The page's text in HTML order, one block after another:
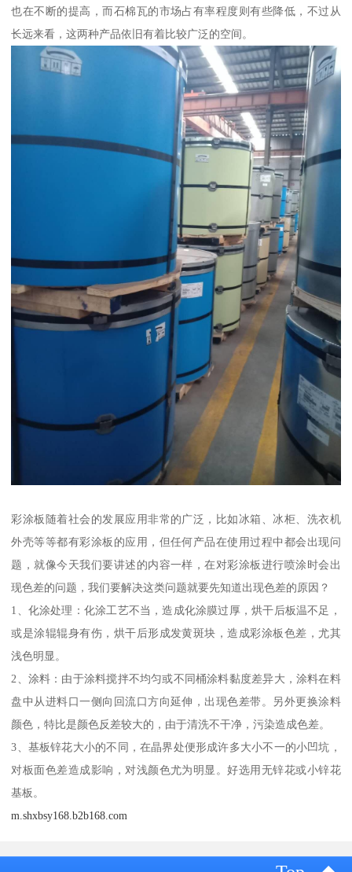
也在不断的提高，而石棉瓦的市场占有率程度则有些降低，不过从
长远来看，这两种产品依旧有着比较广泛的空间。
彩涂板随着社会的发展应用非常的广泛，比如冰箱、冰柜、洗衣机
外壳等等都有彩涂板的应用，但任何产品在使用过程中都会出现问
题，就像今天我们要讲述的内容一样，在对彩涂板进行喷涂时会出
现色差的问题，我们要解决这类问题就要先知道出现色差的原因？
1、化涂处理：化涂工艺不当，造成化涂膜过厚，烘干后板温不足，
或是涂辊辊身有伤，烘干后形成发黄斑块，造成彩涂板色差，尤其
浅色明显。
2、涂料：由于涂料搅拌不均匀或不同桶涂料黏度差异大，涂料在料
盘中从进料口一侧向回流口方向延伸，出现色差带。另外更换涂料
颜色，特比是颜色反差较大的，由于清洗不干净，污染造成色差。
3、基板锌花大小的不同，在晶界处便形成许多大小不一的小凹坑，
对板面色差造成影响，对浅颜色尤为明显。好选用无锌花或小锌花
基板。
m.shxbsy168.b2b168.com